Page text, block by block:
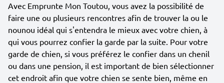
Avec Emprunte Mon Toutou, vous avez la possibilité de
faire une ou plusieurs rencontres afin de trouver la ou le
nounou idéal qui s'entendra le mieux avec votre chien, à
qui vous pourrez confier la garde par la suite. Pour votre
garde de chien, si vous préférez le confier dans un chenil
ou dans une pension, il est important de bien sélectionner
cet endroit afin que votre chien se sente bien, même en